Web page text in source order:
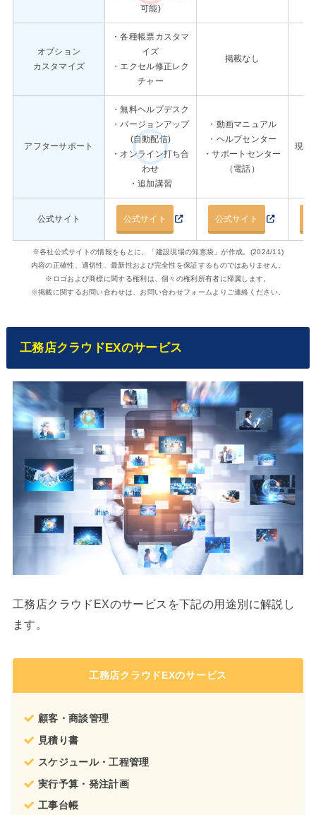
可能)
オプション
カスタマイズ
・各種帳票カスタマ
イズ
・エクセル修正レク
チャー
掲載なし
アフターサポート
・無料ヘルプデスク
・バージョンアップ
(自動配信)
・オンライン打ち合
わせ
・追加講習
・動画マニュアル
・ヘルプセンター
・サポートセンター
（電話）
現場
公式サイト 公式サイト 公式サイト
※各社公式サイトの情報をもとに、「建設現場の知恵袋」が作成。(2024/11)
内容の正確性、適切性、最新性および完全性を保証するものではありません。
※ロゴおよび商標に関する権利は、個々の権利所有者に帰属します。
※掲載に関するお問い合わせは、お問い合わせフォームよりご連絡ください。
工務店クラウドEXのサービス
工務店クラウドEXのサービスを下記の用途別に解説し
ます。
工務店クラウドEXのサービス
顧客・商談管理
見積り書
スケジュール・工程管理
実行予算・発注計画
工事台帳